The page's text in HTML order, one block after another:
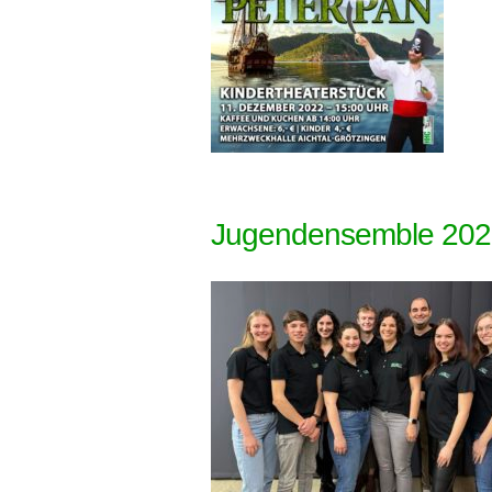
Jugendensemble